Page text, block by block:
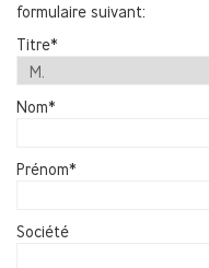
formulaire suivant:
Titre*
Nom*
Prénom*
Société